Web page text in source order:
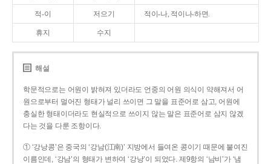
적-이 저으기 적이-나, 적이나-하면.
휴지 수지
해설
학문적으로는 어원이 밝혀져 있더라도 언중의 어원 의식이 약해져서 어
원으로부터 멀어진 형태가 널리 쓰이면 그 말을 표준어로 삼고, 어원에
충실한 형태이더라도 현실적으로 쓰이지 않는 말은 표준어로 삼지 않겠
다는 것을 다룬 조항이다.
① ‘강낭콩’은 중국의 ‘강남(江南)’ 지방에서 들여온 콩이기 때문에 붙여진
이름인데, ‘강남’의 형태가 변하여 ‘강낭’이 되었다. 제9항의 ‘남비’가 ‘냄